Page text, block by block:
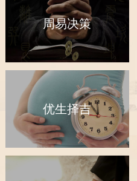
周易决策
优生择吉